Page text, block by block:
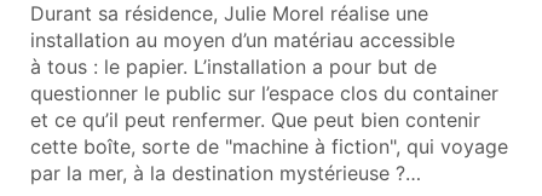
Durant sa résidence, Julie Morel réalise une
installation au moyen d’un matériau accessible
à tous : le papier. L’installation a pour but de
questionner le public sur l’espace clos du container
et ce qu’il peut renfermer. Que peut bien contenir
cette boîte, sorte de "machine à fiction", qui voyage
par la mer, à la destination mystérieuse ?…